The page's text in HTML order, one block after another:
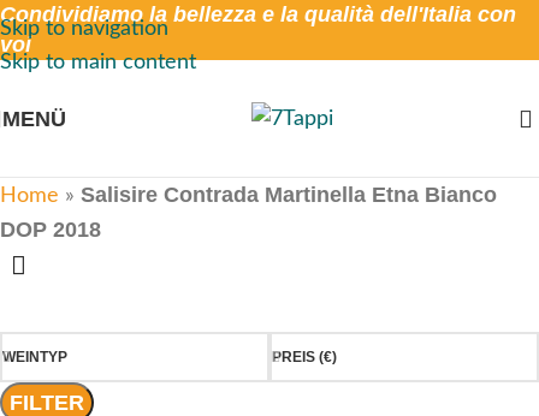
Skip to navigation
Skip to main content
Condividiamo la bellezza e la qualità dell'Italia con
voi
MENÜ
Home » Salisire Contrada Martinella Etna Bianco
DOP 2018
WEINTYP PREIS (€)
FILTER